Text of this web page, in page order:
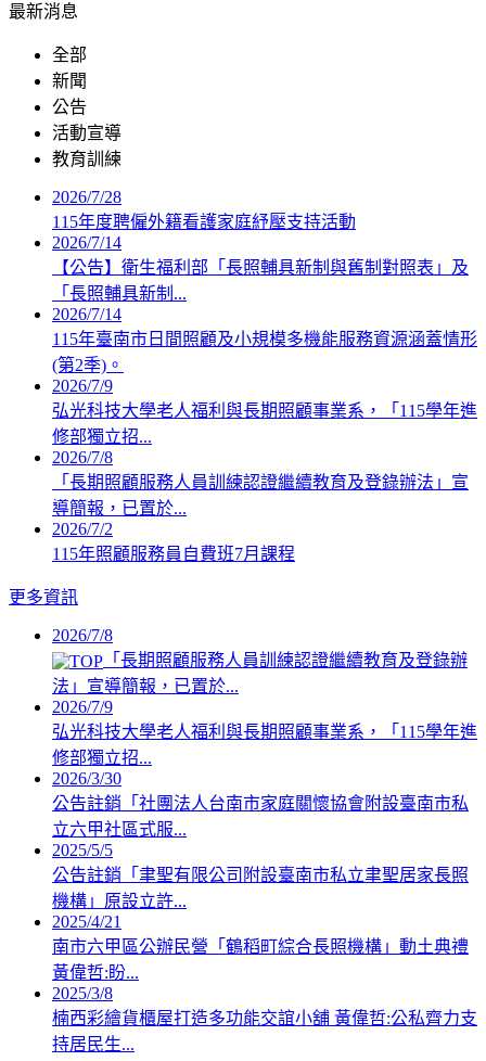
最新消息
全部
新聞
公告
活動宣導
教育訓練
2026/7/28
115年度聘僱外籍看護家庭紓壓支持活動
2026/7/14
【公告】衛生福利部「長照輔具新制與舊制對照表」及
「長照輔具新制...
2026/7/14
115年臺南市日間照顧及小規模多機能服務資源涵蓋情形
(第2季)。
2026/7/9
弘光科技大學老人福利與長期照顧事業系，「115學年進
修部獨立招...
2026/7/8
「長期照顧服務人員訓練認證繼續教育及登錄辦法」宣
導簡報，已置於...
2026/7/2
115年照顧服務員自費班7月課程
更多資訊
2026/7/8
「長期照顧服務人員訓練認證繼續教育及登錄辦
法」宣導簡報，已置於...
2026/7/9
弘光科技大學老人福利與長期照顧事業系，「115學年進
修部獨立招...
2026/3/30
公告註銷「社團法人台南市家庭關懷協會附設臺南市私
立六甲社區式服...
2025/5/5
公告註銷「聿聖有限公司附設臺南市私立聿聖居家長照
機構」原設立許...
2025/4/21
南市六甲區公辦民營「鶴稻町綜合長照機構」動土典禮
黃偉哲:盼...
2025/3/8
楠西彩繪貨櫃屋打造多功能交誼小舖 黃偉哲:公私齊力支
持居民生...